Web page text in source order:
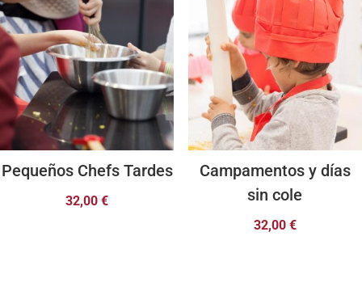
Pequeños Chefs Tardes
32,00€
Campamentos y días
sin cole
32,00 €